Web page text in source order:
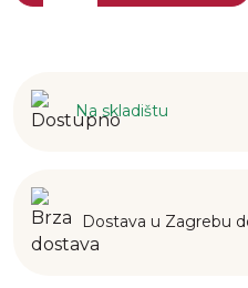
Na skladištu
Dostava u Zagrebu